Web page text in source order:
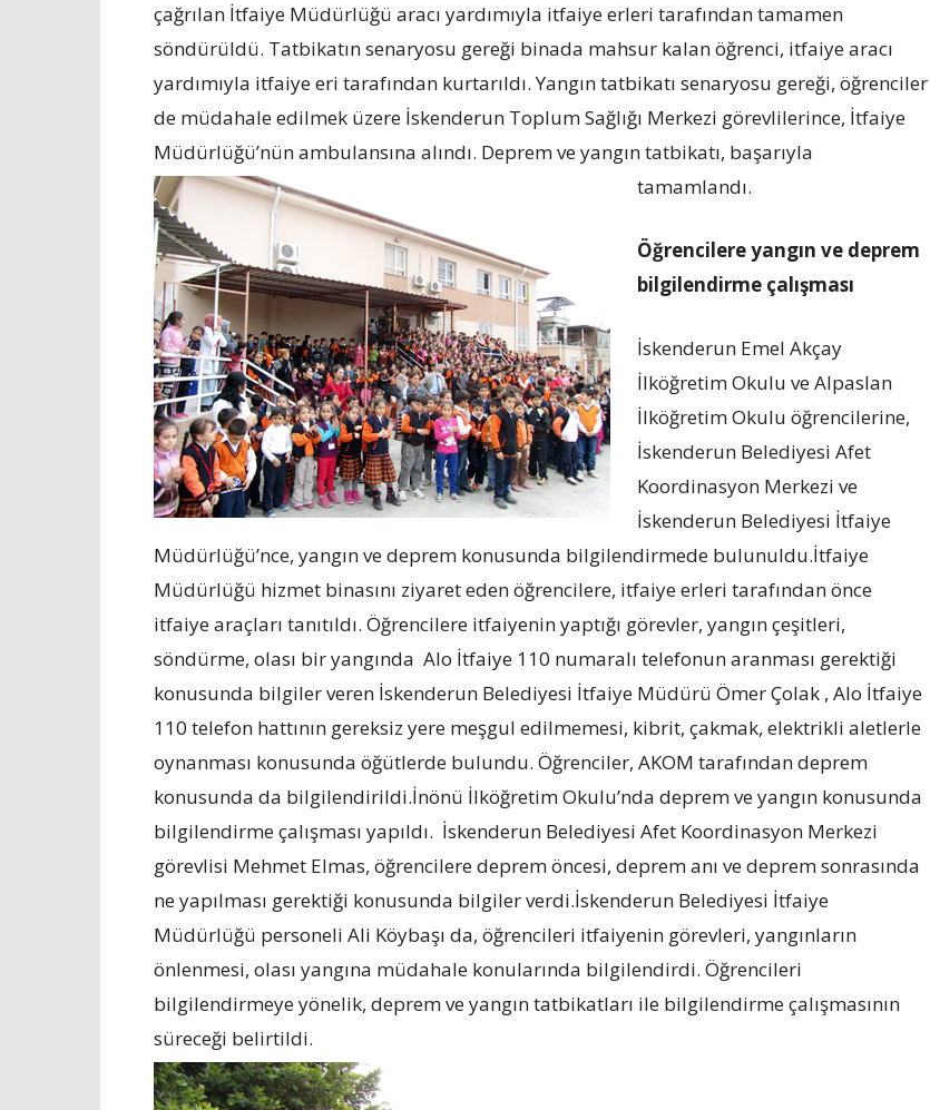
çağrılan İtfaiye Müdürlüğü aracı yardımıyla itfaiye erleri tarafından tamamen
söndürüldü. Tatbikatın senaryosu gereği binada mahsur kalan öğrenci, itfaiye aracı
yardımıyla itfaiye eri tarafından kurtarıldı. Yangın tatbikatı senaryosu gereği, öğrenciler
de müdahale edilmek üzere İskenderun Toplum Sağlığı Merkezi görevlilerince, İtfaiye
Müdürlüğü’nün ambulansına alındı. Deprem ve yangın tatbikatı, başarıyla
tamamlandı.
Öğrencilere yangın ve deprem
bilgilendirme çalışması
İskenderun Emel Akçay
İlköğretim Okulu ve Alpaslan
İlköğretim Okulu öğrencilerine,
İskenderun Belediyesi Afet
Koordinasyon Merkezi ve
İskenderun Belediyesi İtfaiye
Müdürlüğü’nce, yangın ve deprem konusunda bilgilendirmede bulunuldu.İtfaiye
Müdürlüğü hizmet binasını ziyaret eden öğrencilere, itfaiye erleri tarafından önce
itfaiye araçları tanıtıldı. Öğrencilere itfaiyenin yaptığı görevler, yangın çeşitleri,
söndürme, olası bir yangında Alo İtfaiye 110 numaralı telefonun aranması gerektiği
konusunda bilgiler veren İskenderun Belediyesi İtfaiye Müdürü Ömer Çolak , Alo İtfaiye
110 telefon hattının gereksiz yere meşgul edilmemesi, kibrit, çakmak, elektrikli aletlerle
oynanması konusunda öğütlerde bulundu. Öğrenciler, AKOM tarafından deprem
konusunda da bilgilendirildi.İnönü İlköğretim Okulu’nda deprem ve yangın konusunda
bilgilendirme çalışması yapıldı. İskenderun Belediyesi Afet Koordinasyon Merkezi
görevlisi Mehmet Elmas, öğrencilere deprem öncesi, deprem anı ve deprem sonrasında
ne yapılması gerektiği konusunda bilgiler verdi.İskenderun Belediyesi İtfaiye
Müdürlüğü personeli Ali Köybaşı da, öğrencileri itfaiyenin görevleri, yangınların
önlenmesi, olası yangına müdahale konularında bilgilendirdi. Öğrencileri
bilgilendirmeye yönelik, deprem ve yangın tatbikatları ile bilgilendirme çalışmasının
süreceği belirtildi.